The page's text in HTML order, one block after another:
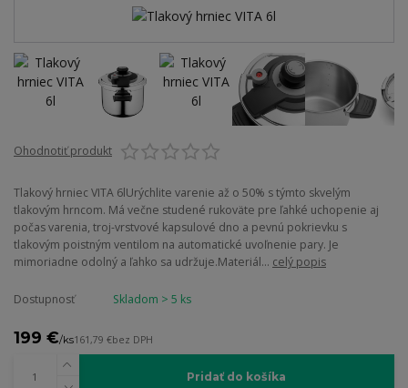
Ohodnotiť produkt
Tlakový hrniec VITA 6lUrýchlite varenie až o 50% s týmto skvelým
tlakovým hrncom. Má večne studené rukoväte pre ľahké uchopenie aj
počas varenia, troj-vrstvové kapsulové dno a pevnú pokrievku s
tlakovým poistným ventilom na automatické uvoľnenie pary. Je
mimoriadne odolný a ľahko sa udržuje.Materiál... celý popis
Dostupnosť Skladom > 5 ks
199 €/ks161,79 €bez DPH
Pridať do košíka